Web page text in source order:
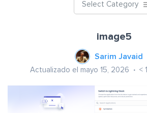
Select Category
image5
Sarim Javaid
Actualizado el mayo 15, 2026 < 1